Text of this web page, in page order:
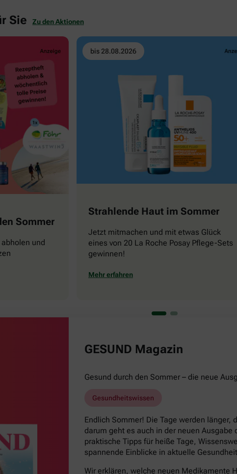
Sie Zu den Aktionen
Sommer
und
bis 28.08.2026
Strahlende Haut im Sommer
Jetzt mitmachen und mit etwas Glück
eines von 20 La Roche Posay Pflege-Sets
gewinnen!
Mehr erfahren
GESUND Magazin
Gesund durch den Sommer – die neue
Gesundheitswissen
Endlich Sommer! Die Tage werden länger,
darum geht es auch in der neuen Ausgabe
praktische Tipps für heiße Tage,
spannende Einblicke in aktuelle
Wir erklären, welche neuen Medikamente